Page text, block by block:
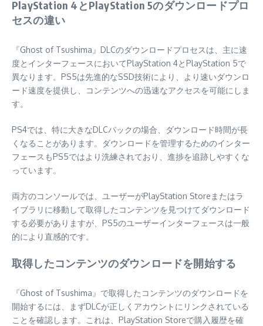
PlayStation 4とPlayStation 5のダウンロードプロ
セスの違い
『Ghost of Tsushima』DLCのダウンロードプロセスは、主に速
度とインターフェースにおいてPlayStation 4とPlayStation 5で
異なります。PS5は先進的なSSD技術により、より速いダウンロ
ード速度を提供し、コンテンツへの迅速なアクセスを可能にしま
す。
PS4では、特に大きなDLCパックの場合、ダウンロード時間が長
くなることがあります。ダウンロードを管理するためのインター
フェースもPS5ではより洗練されており、進捗を追跡しやすくな
っています。
両方のコンソールでは、ユーザーがPlayStation Storeまたはラ
イブラリに移動して取得したコンテンツを見つけてダウンロード
する必要がありますが、PS5のユーザーインターフェースは一般
的により直感的です。
取得したコンテンツのダウンロードを開始する
『Ghost of Tsushima』で取得したコンテンツのダウンロードを
開始するには、まずDLCが正しくアカウントにリンクされている
ことを確認します。これは、PlayStation Storeで購入履歴を確